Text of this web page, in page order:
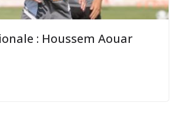
: Houssem Aouar